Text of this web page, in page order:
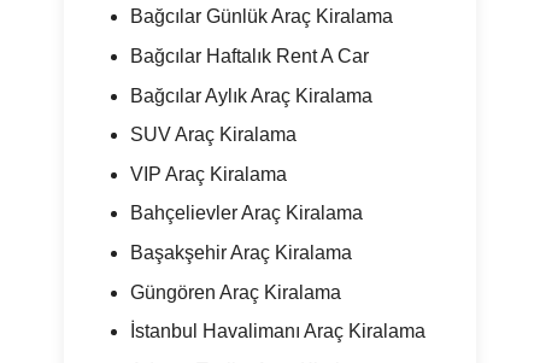
Bağcılar Günlük Araç Kiralama
Bağcılar Haftalık Rent A Car
Bağcılar Aylık Araç Kiralama
SUV Araç Kiralama
VIP Araç Kiralama
Bahçelievler Araç Kiralama
Başakşehir Araç Kiralama
Güngören Araç Kiralama
İstanbul Havalimanı Araç Kiralama